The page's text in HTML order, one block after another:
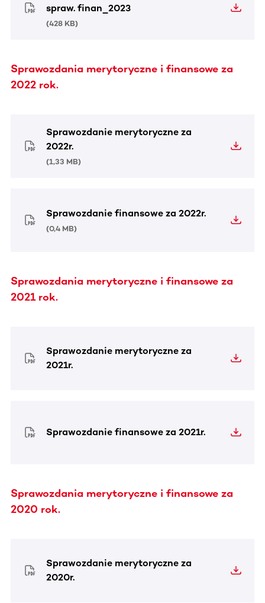
spraw. finan_2023
(428 KB)
Sprawozdania merytoryczne i finansowe za
2022 rok.
Sprawozdanie merytoryczne za
2022r.
(1,33 MB)
Sprawozdanie finansowe za 2022r.
(0,4 MB)
Sprawozdania merytoryczne i finansowe za
2021 rok.
Sprawozdanie merytoryczne za
2021r.
Sprawozdanie finansowe za 2021r.
Sprawozdania merytoryczne i finansowe za
2020 rok.
Sprawozdanie merytoryczne za
2020r.